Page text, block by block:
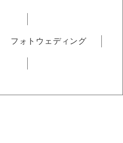
フォトウェディング